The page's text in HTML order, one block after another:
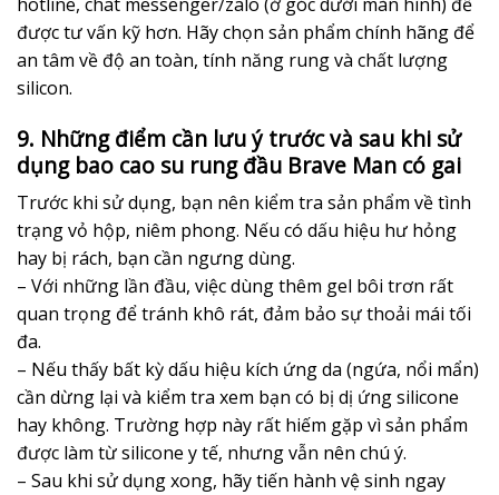
được tư vấn kỹ hơn. Hãy chọn sản phẩm chính hãng để
an tâm về độ an toàn, tính năng rung và chất lượng
silicon.
9. Những điểm cần lưu ý trước và sau khi sử
dụng bao cao su rung đầu Brave Man có gai
Trước khi sử dụng, bạn nên kiểm tra sản phẩm về tình
trạng vỏ hộp, niêm phong. Nếu có dấu hiệu hư hỏng
hay bị rách, bạn cần ngưng dùng.
– Với những lần đầu, việc dùng thêm gel bôi trơn rất
quan trọng để tránh khô rát, đảm bảo sự thoải mái tối
đa.
– Nếu thấy bất kỳ dấu hiệu kích ứng da (ngứa, nổi mẩn)
cần dừng lại và kiểm tra xem bạn có bị dị ứng silicone
hay không. Trường hợp này rất hiếm gặp vì sản phẩm
được làm từ silicone y tế, nhưng vẫn nên chú ý.
– Sau khi sử dụng xong, hãy tiến hành vệ sinh ngay